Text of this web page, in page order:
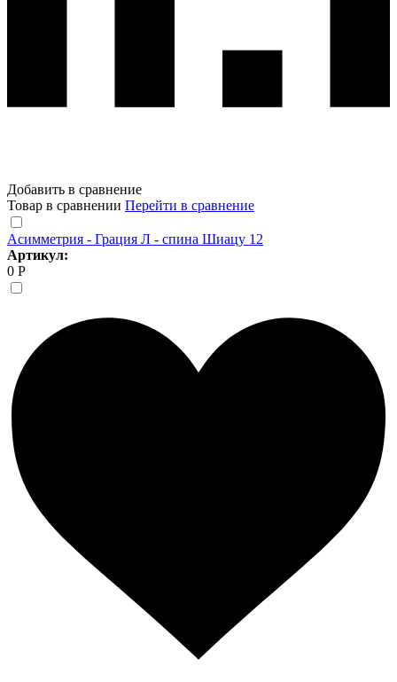
Добавить в сравнение
Товар в сравнении Перейти в сравнение
Асимметрия - Грация Л - спина Шиацу 12
Артикул:
0 Р